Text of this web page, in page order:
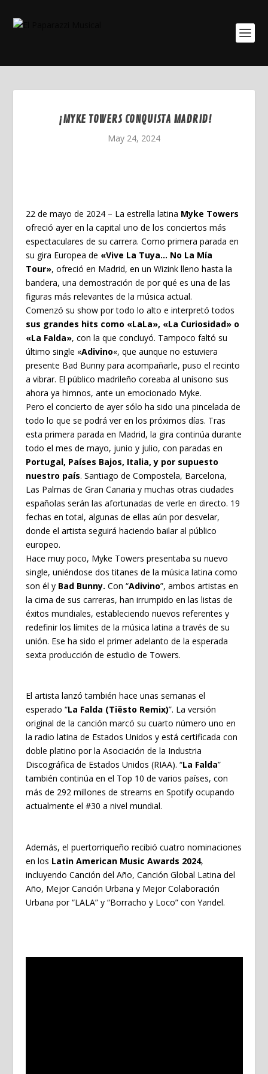
¡MYKE TOWERS CONQUISTA MADRID!
May 24, 2024
22 de mayo de 2024– La estrella latina Myke Towers
ofreció ayer en la capital uno de los conciertos más
espectaculares de su carrera. Como primera parada en
su gira Europea de «Vive La Tuya… No La Mía
Tour», ofreció en Madrid, en un Wizink lleno hasta la
bandera, una demostración de por qué es una de las
figuras más relevantes de la música actual.
Comenzó su show por todo lo alto e interpretó todos
sus grandes hits como «LaLa», «La Curiosidad» o
«La Falda», con la que concluyó. Tampoco faltó su
último single «Adivino«, que aunque no estuviera
presente Bad Bunny para acompañarle, puso el recinto
a vibrar. El público madrileño coreaba al unísono sus
ahora ya himnos, ante un emocionado Myke.
Pero el concierto de ayer sólo ha sido una pincelada de
todo lo que se podrá ver en los próximos días. Tras
esta primera parada en Madrid, la gira continúa durante
todo el mes de mayo, junio y julio, con paradas en
Portugal, Países Bajos, Italia, y por supuesto
nuestro país. Santiago de Compostela, Barcelona,
Las Palmas de Gran Canaria y muchas otras ciudades
españolas serán las afortunadas de verle en directo. 19
fechas en total, algunas de ellas aún por desvelar,
donde el artista seguirá haciendo bailar al público
europeo.
Hace muy poco, Myke Towers presentaba su nuevo
single, uniéndose dos titanes de la música latina como
son él yBad Bunny. Con “Adivino”, ambos artistas en
la cima de sus carreras, han irrumpido en las listas de
éxitos mundiales, estableciendo nuevos referentes y
redefinir los límites de la música latina a través de su
unión. Ese ha sido el primer adelanto de la esperada
sexta producción de estudio de Towers.
El artista lanzó también hace unas semanas el
esperado “La Falda (Tiësto Remix)”. La versión
original de la canción marcó su cuarto número uno en
la radio latina de Estados Unidos y está certificada con
doble platino por la Asociación de la Industria
Discográfica de Estados Unidos (RIAA). “La Falda”
también continúa en el Top 10 de varios países, con
más de 292 millones de streams en Spotify ocupando
actualmente el #30 a nivel mundial.
Además, el puertorriqueño recibió cuatro nominaciones
en los Latin American Music Awards 2024,
incluyendo Canción del Año, Canción Global Latina del
Año, Mejor Canción Urbana y Mejor Colaboración
Urbana por “LALA” y “Borracho y Loco” con Yandel.